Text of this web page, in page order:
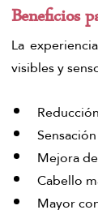
Beneficios
La
visibles y
Mejora
Cabello
Mayor